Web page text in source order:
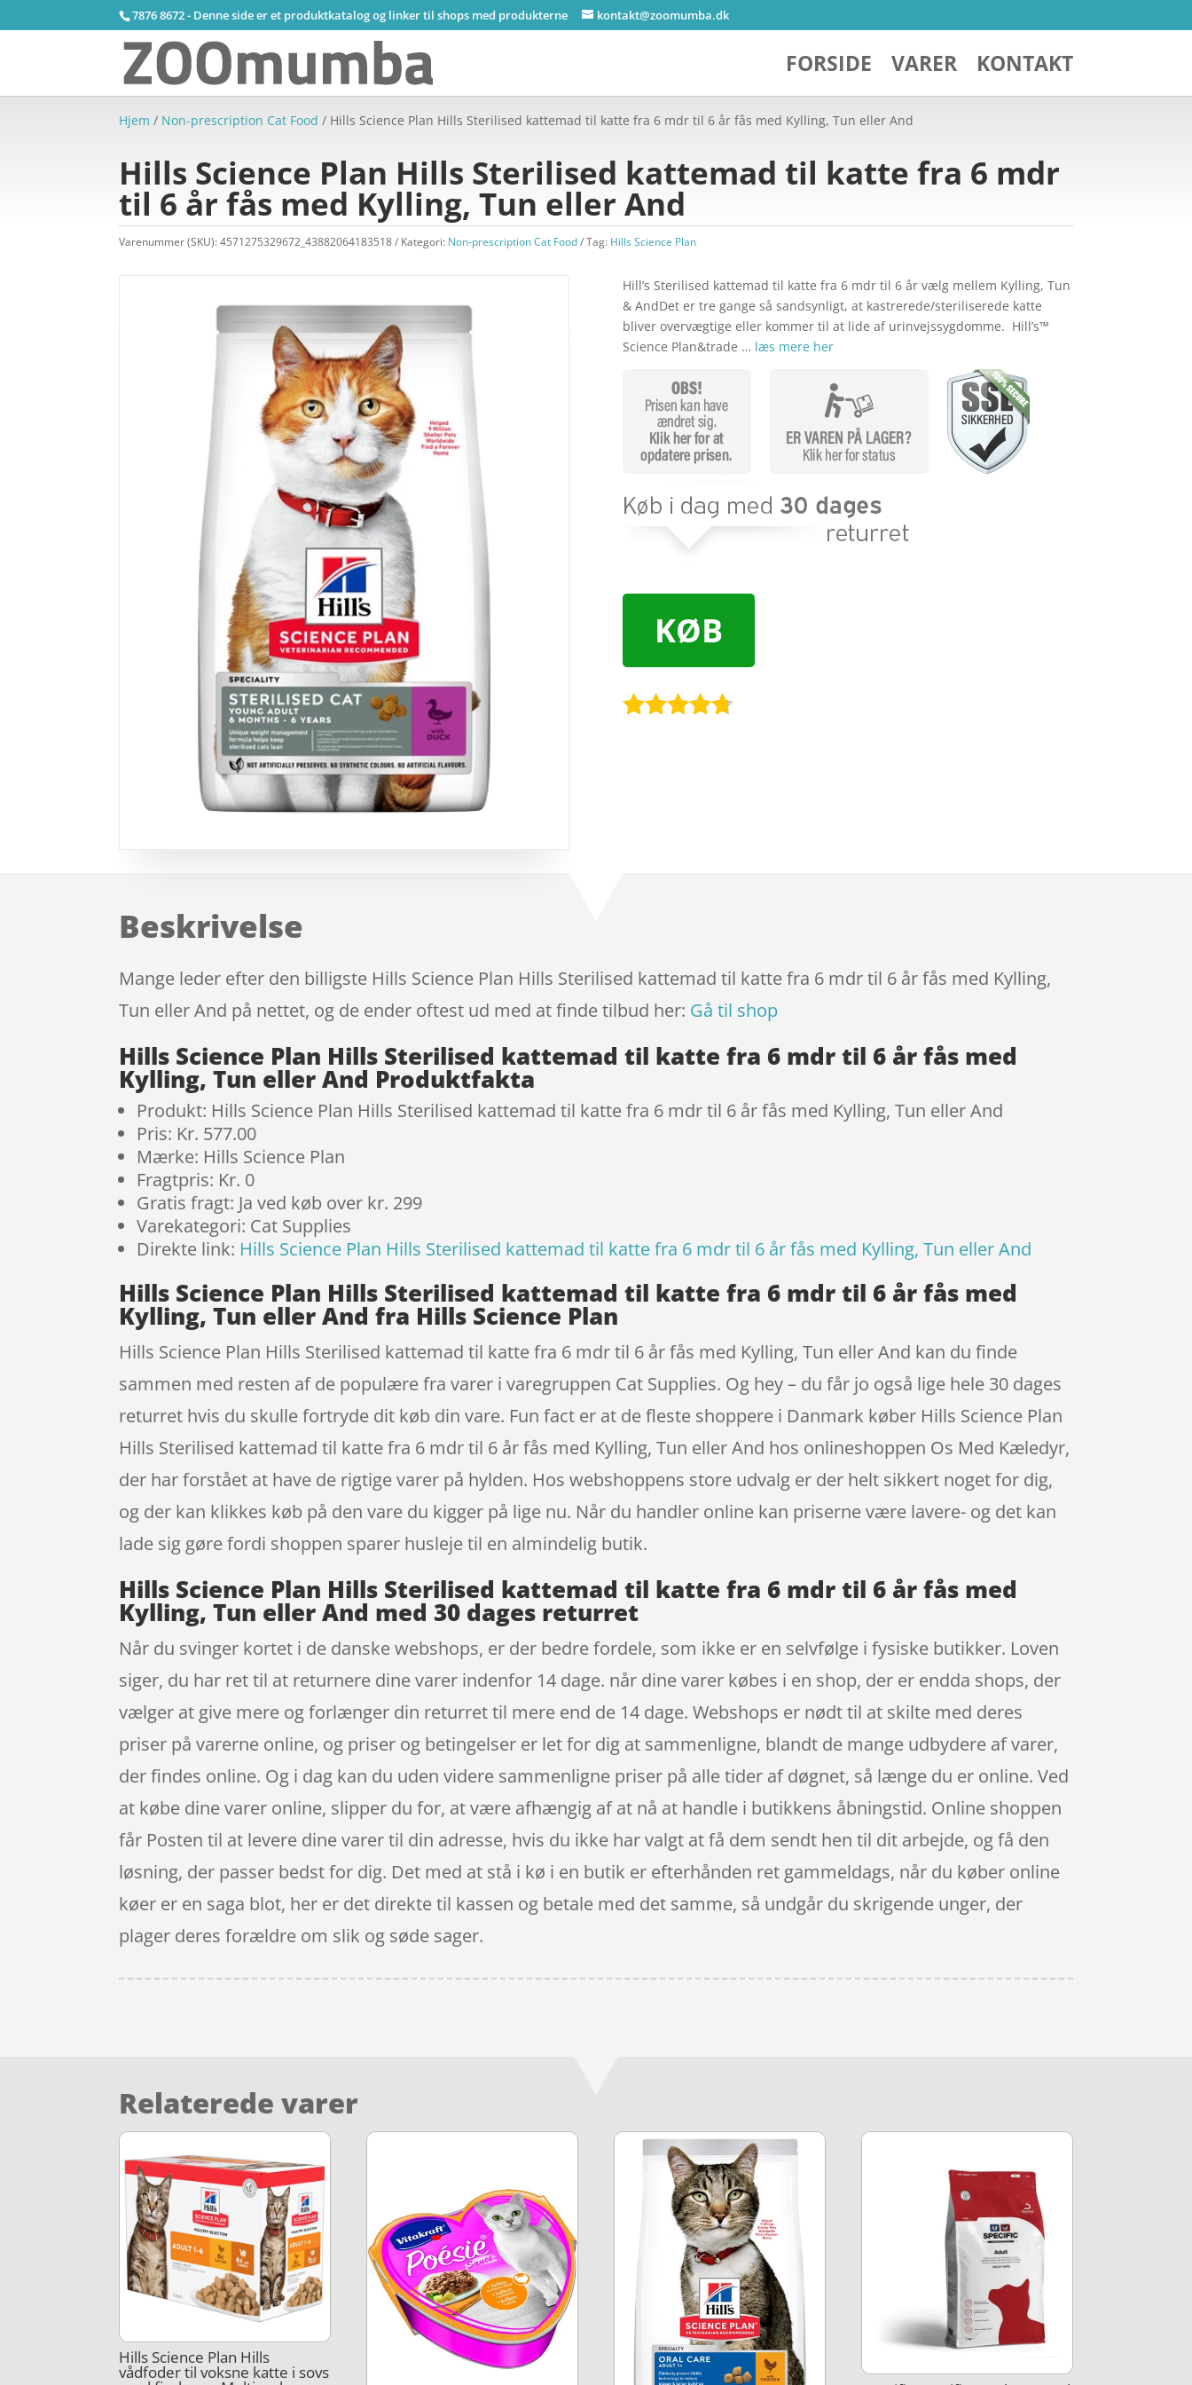
7876 8672 - Denne side er et produktkatalog og linker til shops med produkterne kontakt@zoomumba.dk
FORSIDE VARER KONTAKT
Hjem / Non-prescription Cat Food / Hills Science Plan Hills Sterilised kattemad til katte fra 6 mdr til 6 år fås med Kylling, Tun eller And
Hills Science Plan Hills Sterilised kattemad til katte fra 6 mdr
til 6 år fås med Kylling, Tun eller And
Varenummer (SKU):4571275329672_43882064183518 Kategori: Non-prescription Cat Food Tag: Hills Science Plan
Hill’s Sterilised kattemad til katte fra 6 mdr til 6 år vælg mellem Kylling, Tun
& AndDet er tre gange så sandsynligt, at kastrerede/steriliserede katte
bliver overvægtige eller kommer til at lide af urinvejssygdomme. Hill’s™
Science Plan&trade … læs mere her
KØB
Beskrivelse
Mange leder efter den billigste Hills Science Plan Hills Sterilised kattemad til katte fra 6 mdr til 6 år fås med Kylling,
Tun eller And på nettet, og de ender oftest ud med at finde tilbud her: Gå til shop
Hills Science Plan Hills Sterilised kattemad til katte fra 6 mdr til 6 år fås med
Kylling, Tun eller And Produktfakta
Produkt: Hills Science Plan Hills Sterilised kattemad til katte fra 6 mdr til 6 år fås med Kylling, Tun eller And
Pris: Kr. 577.00
Mærke: Hills Science Plan
Fragtpris: Kr. 0
Gratis fragt: Ja ved køb over kr. 299
Varekategori: Cat Supplies
Direkte link: Hills Science Plan Hills Sterilised kattemad til katte fra 6 mdr til 6 år fås med Kylling, Tun eller And
Hills Science Plan Hills Sterilised kattemad til katte fra 6 mdr til 6 år fås med
Kylling, Tun eller And fra Hills Science Plan
Hills Science Plan Hills Sterilised kattemad til katte fra 6 mdr til 6 år fås med Kylling, Tun eller And kan du finde
sammen med resten af de populære fra varer i varegruppen Cat Supplies. Og hey – du får jo også lige hele 30 dages
returret hvis du skulle fortryde dit køb din vare. Fun fact er at de fleste shoppere i Danmark køber Hills Science Plan
Hills Sterilised kattemad til katte fra 6 mdr til 6 år fås med Kylling, Tun eller And hos onlineshoppen Os Med Kæledyr,
der har forstået at have de rigtige varer på hylden. Hos webshoppens store udvalg er der helt sikkert noget for dig,
og der kan klikkes køb på den vare du kigger på lige nu. Når du handler online kan priserne være lavere- og det kan
lade sig gøre fordi shoppen sparer husleje til en almindelig butik.
Hills Science Plan Hills Sterilised kattemad til katte fra 6 mdr til 6 år fås med
Kylling, Tun eller And med 30 dages returret
Når du svinger kortet i de danske webshops, er der bedre fordele, som ikke er en selvfølge i fysiske butikker. Loven
siger, du har ret til at returnere dine varer indenfor 14 dage. når dine varer købes i en shop, der er endda shops, der
vælger at give mere og forlænger din returret til mere end de 14 dage. Webshops er nødt til at skilte med deres
priser på varerne online, og priser og betingelser er let for dig at sammenligne, blandt de mange udbydere af varer,
der findes online. Og i dag kan du uden videre sammenligne priser på alle tider af døgnet, så længe du er online. Ved
at købe dine varer online, slipper du for, at være afhængig af at nå at handle i butikkens åbningstid. Online shoppen
får Posten til at levere dine varer til din adresse, hvis du ikke har valgt at få dem sendt hen til dit arbejde, og få den
løsning, der passer bedst for dig. Det med at stå i kø i en butik er efterhånden ret gammeldags, når du køber online
køer er en saga blot, her er det direkte til kassen og betale med det samme, så undgår du skrigende unger, der
plager deres forældre om slik og søde sager.
Relaterede varer
Hills Science Plan Hills
vådfoder til voksne katte i sovs